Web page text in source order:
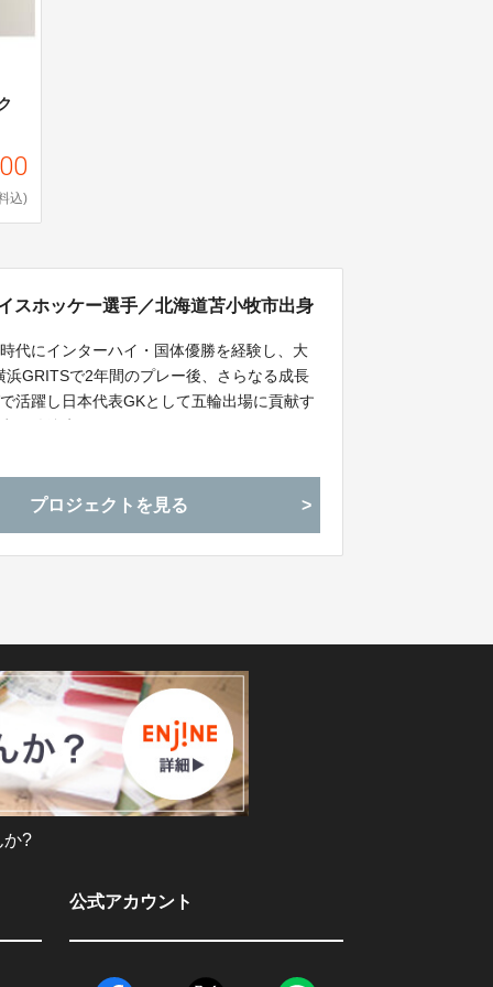
込)
ホッケー選手／北海道苫小牧市出身
代にインターハイ・国体優勝を経験し、大
GRITSで2年間のプレー後、さらなる成長
活躍し日本代表GKとして五輪出場に貢献す
プロジェクトを見る
か?
公式アカウント